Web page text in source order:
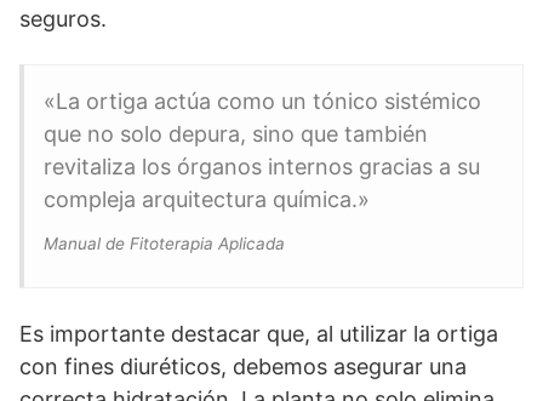
seguros.
«La ortiga actúa como un tónico sistémico
que no solo depura, sino que también
revitaliza los órganos internos gracias a su
compleja arquitectura química.»
Manual de Fitoterapia Aplicada
Es importante destacar que, al utilizar la ortiga
con fines diuréticos, debemos asegurar una